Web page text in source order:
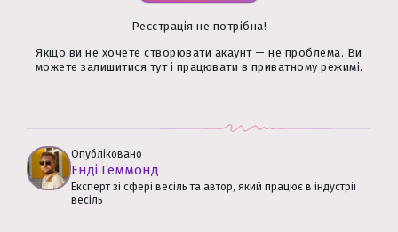
Реєстрація не потрібна!
Якщо ви не хочете створювати акаунт — не проблема. Ви
можете залишитися тут і працювати в приватному режимі.
Опубліковано
Енді Геммонд
Експерт зі сфері весіль та автор, який працює в індустрії
весіль